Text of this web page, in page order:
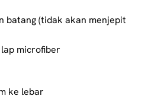
batang (tidak akan menjepit
microfiber
ke lebar